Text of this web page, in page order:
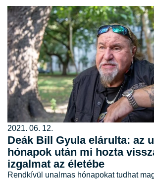
2021. 06. 12.
Deák Bill Gyula elárulta: az
hónapok után mi hozta
izgalmat az életébe
Rendkívül unalmas hónapokat tudhat